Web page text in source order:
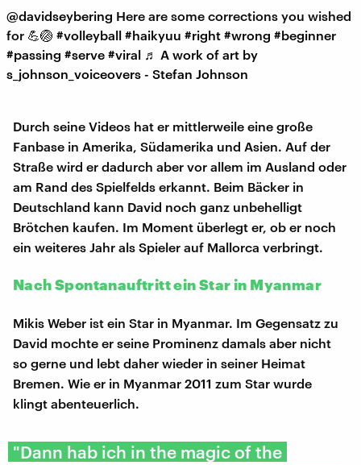
@davidseybering Here are some corrections you wished
for 💪🏐 #volleyball #haikyuu #right #wrong #beginner
#passing #serve #viral ♬ A work of art by
s_johnson_voiceovers - Stefan Johnson
Durch seine Videos hat er mittlerweile eine große
Fanbase in Amerika, Südamerika und Asien. Auf der
Straße wird er dadurch aber vor allem im Ausland oder
am Rand des Spielfelds erkannt. Beim Bäcker in
Deutschland kann David noch ganz unbehelligt
Brötchen kaufen. Im Moment überlegt er, ob er noch
ein weiteres Jahr als Spieler auf Mallorca verbringt.
Nach Spontanauftritt ein Star in Myanmar
Mikis Weber ist ein Star in Myanmar. Im Gegensatz zu
David mochte er seine Prominenz damals aber nicht
so gerne und lebt daher wieder in seiner Heimat
Bremen. Wie er in Myanmar 2011 zum Star wurde
klingt abenteuerlich.
"Dann hab ich in the magic of the